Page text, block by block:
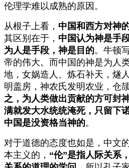
伦理学难以成熟的原因。
从根子上看， 中国和西方对神
其区别在于， 中国认为神是手
为人是手段，神是目的。牛顿
帝的伟大。而中国的神是为人
地，女娲造人、炼石补天，燧
明盖房，神农氏发明农业，
之，为人类做出贡献的方可封
满就发大水统统淹死，只留下
中国是没资格当神的。
对于道德的态度也如是，中文
本主义的， “伦”是指人际关系